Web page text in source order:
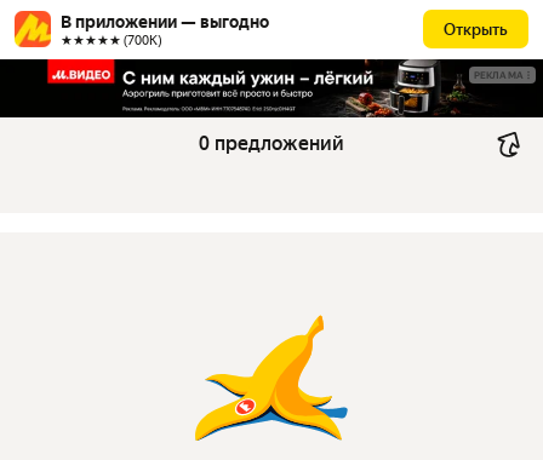
В приложении — выгодно
★★★★★ (700К)
Открыть
РЕКЛАМА
0 предложений